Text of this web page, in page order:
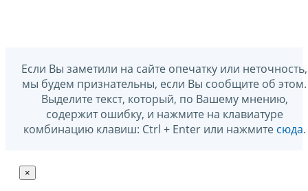
Если Вы заметили на сайте опечатку или неточность,
мы будем признательны, если Вы сообщите об этом.
Выделите текст, который, по Вашему мнению,
содержит ошибку, и нажмите на клавиатуре
комбинацию клавиш: Ctrl + Enter или нажмите сюда.
×